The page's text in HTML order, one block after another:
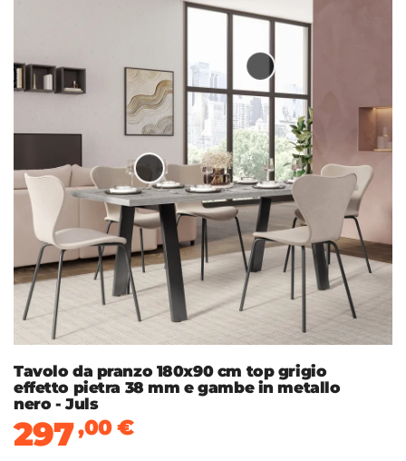
Tavolo da pranzo 180x90 cm top grigio
effetto pietra 38 mm e gambe in metallo
nero - Juls
297,00€